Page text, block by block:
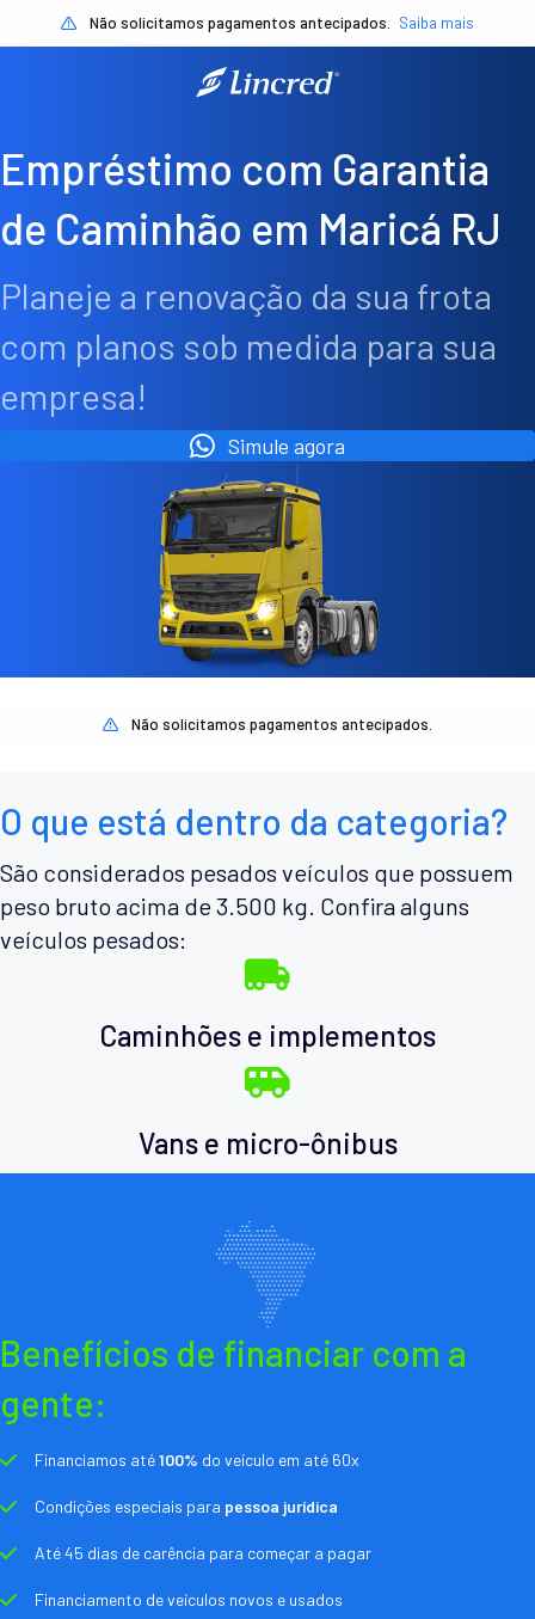
Não solicitamos pagamentos antecipados. Saiba mais
Empréstimo com Garantia
de Caminhão em Maricá RJ
Planeje a renovação da sua frota
com planos sob medida para sua
empresa!
Simule agora
Não solicitamos pagamentos antecipados.
O que está dentro da categoria?
São considerados pesados veículos que possuem
peso bruto acima de 3.500 kg. Confira alguns
veículos pesados:
Caminhões e implementos
Vans e micro-ônibus
Benefícios de financiar com a
gente:
Financiamos até100% do veículo em até 60x
Condições especiais para pessoa jurídica
Até 45 dias de carência para começar a pagar
Financiamento de veículos novos e usados